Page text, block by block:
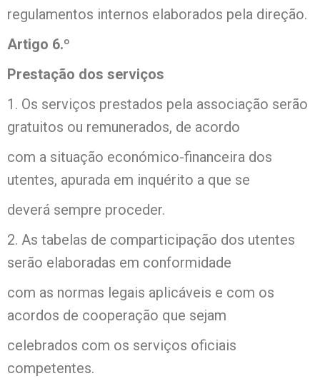
regulamentos internos elaborados pela direção.
Artigo 6.º
Prestação dos serviços
1. Os serviços prestados pela associação serão
gratuitos ou remunerados, de acordo
com a situação económico-financeira dos
utentes, apurada em inquérito a que se
deverá sempre proceder.
2. As tabelas de comparticipação dos utentes
serão elaboradas em conformidade
com as normas legais aplicáveis e com os
acordos de cooperação que sejam
celebrados com os serviços oficiais
competentes.